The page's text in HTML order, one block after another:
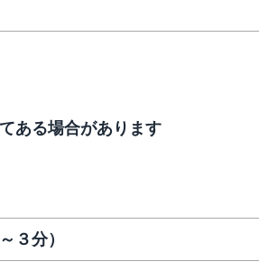
ある場合があります
３分）